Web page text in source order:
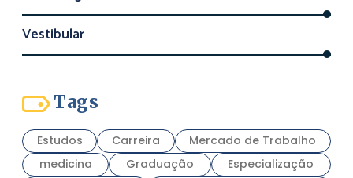
Vestibular
Tags
Estudos Carreira
Mercado de Trabalho
medicina
Graduação
Especialização